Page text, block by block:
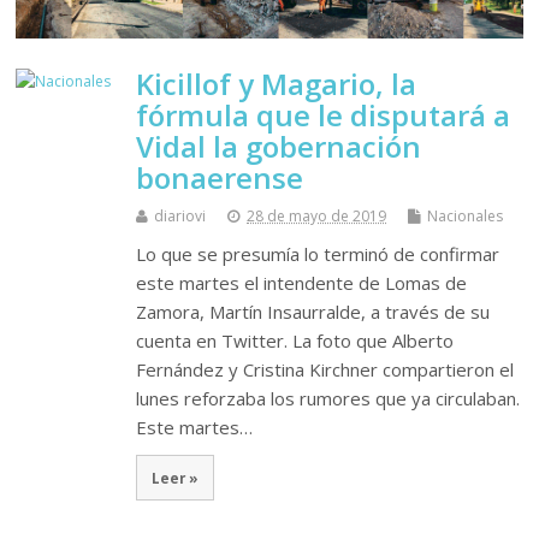
Kicillof y Magario, la
fórmula que le disputará a
Vidal la gobernación
bonaerense
diariovi 28 de mayo de 2019 Nacionales
Lo que se presumía lo terminó de confirmar
este martes el intendente de Lomas de
Zamora, Martín Insaurralde, a través de su
cuenta en Twitter. La foto que Alberto
Fernández y Cristina Kirchner compartieron el
lunes reforzaba los rumores que ya circulaban.
Este martes…
Leer »